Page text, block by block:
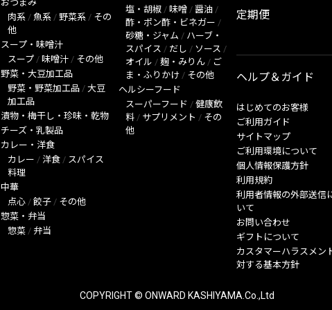
おつまみ
肉系 / 魚系 / 野菜系 / その
他
スープ・味噌汁
スープ / 味噌汁 / その他
野菜・大豆加工品
野菜・野菜加工品 / 大豆
加工品
漬物・梅干し・珍味・乾物
チーズ・乳製品
カレー・洋食
カレー / 洋食 / スパイス
料理
中華
点心 / 餃子 / その他
惣菜・弁当
惣菜 / 弁当
塩・胡椒 / 味噌 / 醤油 /
酢・ポン酢・ビネガー /
砂糖・ジャム / ハーブ・
スパイス / だし / ソース /
オイル / 麹・みりん / ご
ま・ふりかけ / その他
ヘルシーフード
スーパーフード / 健康飲
料 / サプリメント / その
他
定期便
ヘルプ＆ガイド
はじめてのお客様
ご利用ガイド
サイトマップ
ご利用環境について
個人情報保護方針
利用規約
利用者情報の外部送信
いて
お問い合わせ
ギフトについて
カスタマーハラスメン
対する基本方針
COPYRIGHT © ONWARD KASHIYAMA.Co.,Ltd